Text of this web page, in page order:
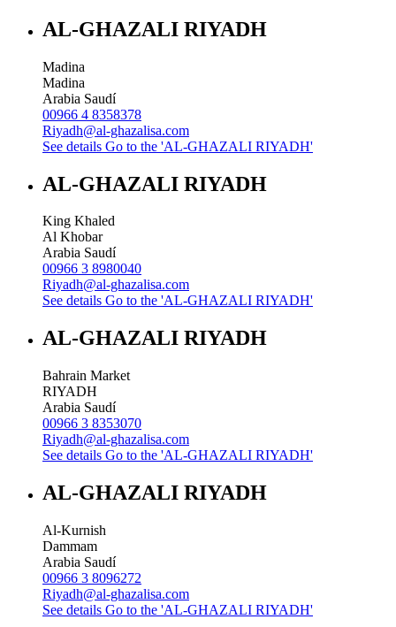
AL-GHAZALI RIYADH
Madina
Madina
Arabia Saudí
00966 4 8358378
Riyadh@al-ghazalisa.com
See details Go to the 'AL-GHAZALI RIYADH'
AL-GHAZALI RIYADH
King Khaled
Al Khobar
Arabia Saudí
00966 3 8980040
Riyadh@al-ghazalisa.com
See details Go to the 'AL-GHAZALI RIYADH'
AL-GHAZALI RIYADH
Bahrain Market
RIYADH
Arabia Saudí
00966 3 8353070
Riyadh@al-ghazalisa.com
See details Go to the 'AL-GHAZALI RIYADH'
AL-GHAZALI RIYADH
Al-Kurnish
Dammam
Arabia Saudí
00966 3 8096272
Riyadh@al-ghazalisa.com
See details Go to the 'AL-GHAZALI RIYADH'